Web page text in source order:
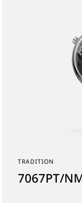
TRADITION
7067PT/